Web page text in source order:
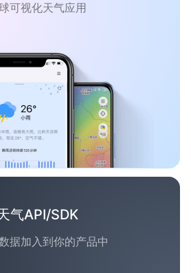
可视化天气应用
气API/SDK
据加入到你的产品中